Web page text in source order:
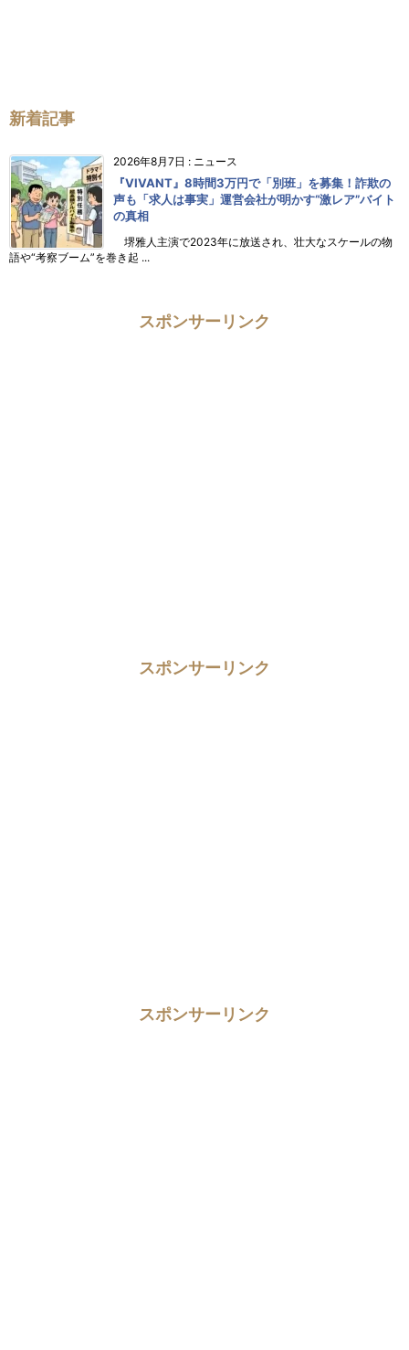
新着記事
2026年8月7日 : ニュース
『VIVANT』8時間3万円で「別班」を募集！詐欺の
声も「求人は事実」運営会社が明かす“激レア”バイト
の真相
堺雅人主演で2023年に放送され、壮大なスケールの物
語や“考察ブーム”を巻き起 ...
スポンサーリンク
スポンサーリンク
スポンサーリンク